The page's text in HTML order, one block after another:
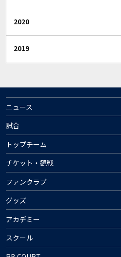
2020
2019
ニュース
試合
トップチーム
チケット・観戦
ファンクラブ
グッズ
アカデミー
スクール